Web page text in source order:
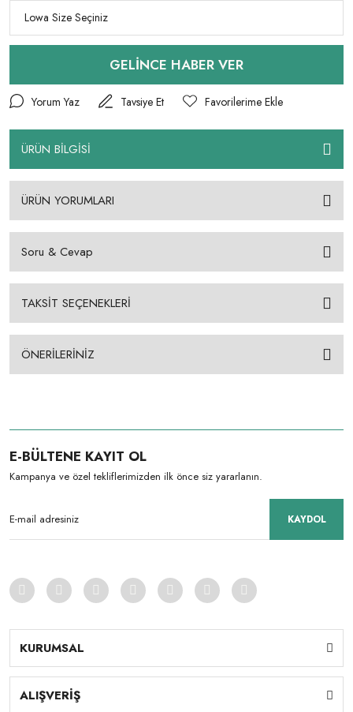
GELİNCE HABER VER
Yorum Yaz Tavsiye Et
ÜRÜN BİLGİSİ
ÜRÜN YORUMLARI
Soru & Cevap
TAKSİT SEÇENEKLERİ
ÖNERİLERİNİZ
E-BÜLTENE KAYIT OL
Kampanya ve özel tekliflerimizden ilk önce siz yararlanın.
KAYDOL
KURUMSAL
ALIŞVERİŞ